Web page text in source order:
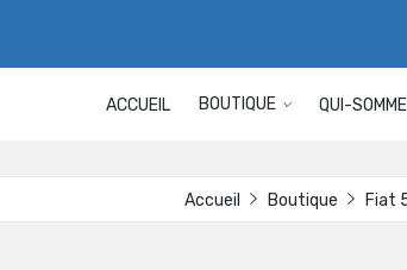
ACCUEIL BOUTIQUE QUI-
Accueil Boutique Fiat